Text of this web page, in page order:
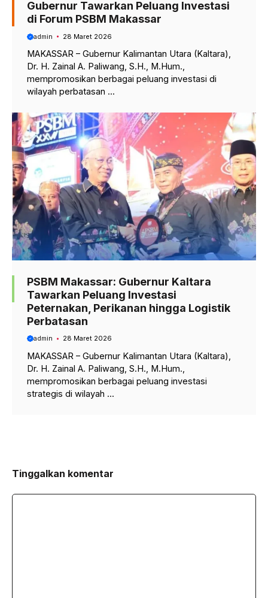
Gubernur Tawarkan Peluang Investasi
di Forum PSBM Makassar
admin 28 Maret 2026
MAKASSAR – Gubernur Kalimantan Utara (Kaltara),
Dr. H. Zainal A. Paliwang, S.H., M.Hum.,
mempromosikan berbagai peluang investasi di
wilayah perbatasan ...
PSBM Makassar: Gubernur Kaltara
Tawarkan Peluang Investasi
Peternakan, Perikanan hingga Logistik
Perbatasan
admin 28 Maret 2026
MAKASSAR – Gubernur Kalimantan Utara (Kaltara),
Dr. H. Zainal A. Paliwang, S.H., M.Hum.,
mempromosikan berbagai peluang investasi
strategis di wilayah ...
Tinggalkan komentar